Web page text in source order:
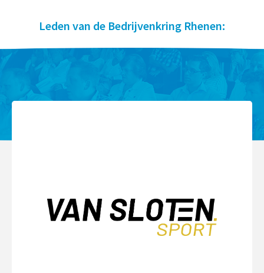
Leden van de Bedrijvenkring Rhenen: